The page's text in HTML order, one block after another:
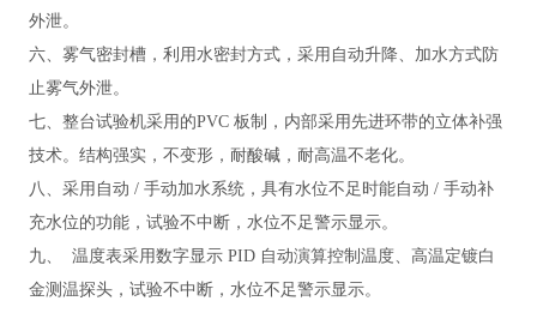
外泄。
六、雾气密封槽，利用水密封方式，采用自动升降、加水方式防
止雾气外泄。
七、整台试验机采用的PVC 板制，内部采用先进环带的立体补强
技术。结构强实，不变形，耐酸碱，耐高温不老化。
八、采用自动 / 手动加水系统，具有水位不足时能自动 / 手动补
充水位的功能，试验不中断，水位不足警示显示。
九、
温度表采用数字显示 PID 自动演算控制温度、高温定镀白
金测温探头，试验不中断，水位不足警示显示。